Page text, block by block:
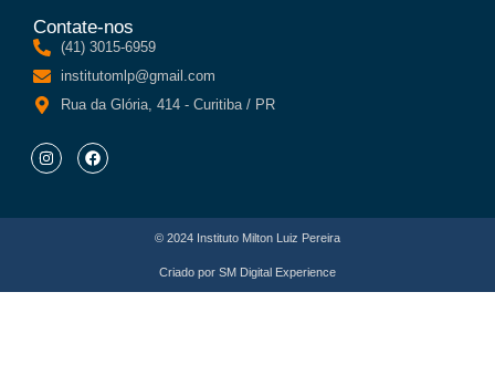
Contate-nos
(41) 3015-6959
institutomlp@gmail.com
Rua da Glória, 414 - Curitiba / PR
© 2024 Instituto Milton Luiz Pereira
Criado por SM Digital Experience